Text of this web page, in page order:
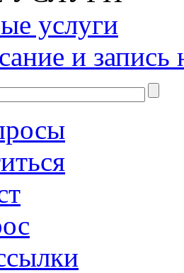
услуги
и запись